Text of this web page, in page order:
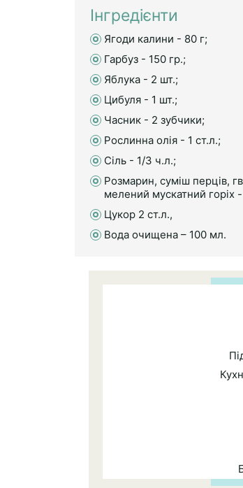
Інгредієнти
Ягоди калини - 80 г;
Гарбуз - 150 гр.;
Яблука - 2 шт.;
Цибуля - 1 шт.;
Часник - 2 зубчики;
Рослинна олія - 1 ст.л.;
Сіль - 1/3 ч.л.;
Розмарин, суміш перців,
мелений мускатний горіх -
Цукор 2 ст.л.,
Вода очищена – 100 мл.